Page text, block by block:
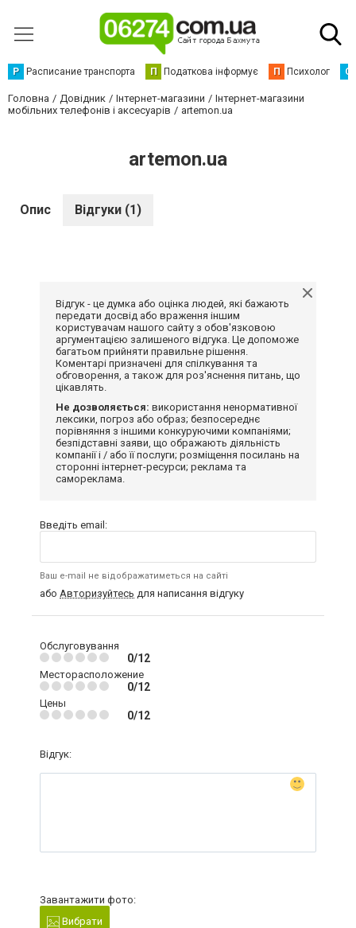
Р Расписание транспорта П Податкова інформує П Психолог С
Головна Довідник Інтернет-магазини
Інтернет-магазини
мобільних телефонів і аксесуарів
artemon.ua
artemon.ua
Опис Відгуки (1)
Відгук - це думка або оцінка людей, які бажають
передати досвід або враження іншим
користувачам нашого сайту з обов'язковою
аргументацією залишеного відгука. Це допоможе
багатьом прийняти правильне рішення.
Коментарі призначені для спілкування та
обговорення, а також для роз'яснення питань, що
цікавлять.
Не дозволяється: використання ненормативної
лексики, погроз або образ; безпосереднє
порівняння з іншими конкуруючими компаніями;
безпідставні заяви, що ображають діяльність
компанії і / або її послуги; розміщення посилань на
сторонні інтернет-ресурси; реклама та
самореклама.
Введіть email:
Ваш e-mail не відображатиметься на сайті
або Авторизуйтесь для написання відгуку
Обслуговування
0/12
Месторасположение
0/12
Цены
0/12
Відгук:
Завантажити фото:
Вибрати